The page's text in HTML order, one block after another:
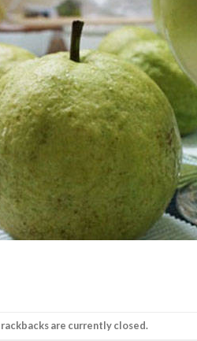
are currently closed.